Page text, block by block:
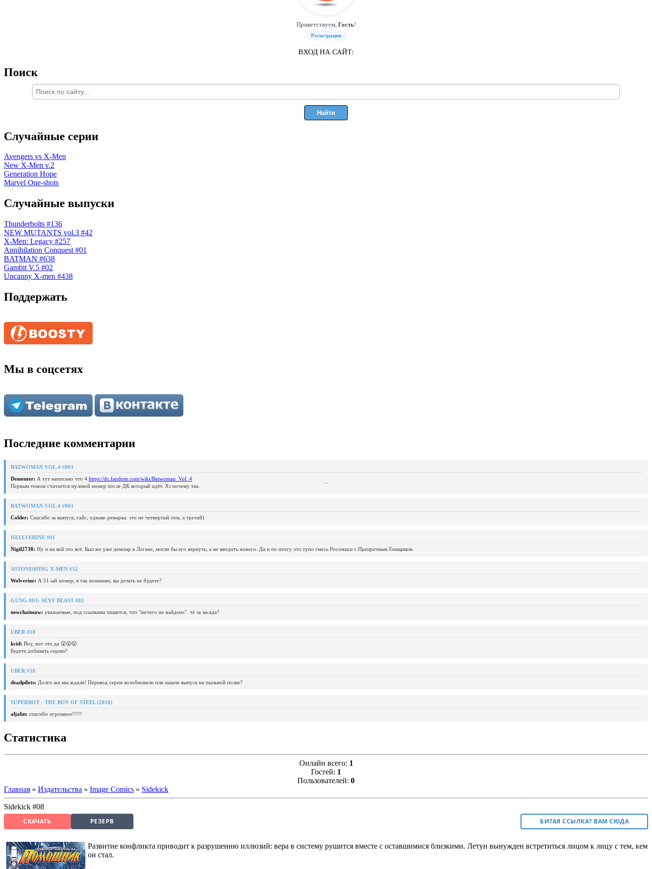
Приветствуем, Гость!
Регистрация
ВХОД НА САЙТ:
Поиск
Случайные серии
Avengers vs X-Men
New X-Men v.2
Generation Hope
Marvel One-shots
Случайные выпуски
Thunderbolts #136
NEW MUTANTS vol.3 #42
X-Men: Legacy #257
Annihilation Conquest #01
BATMAN #638
Gambit V.5 #02
Uncanny X-men #438
Поддержать
Мы в соцсетях
Последние комментарии
BATWOMAN VOL.4 #001
Dementer: А тут написано что 4 https://dc.fandom.com/wiki/Batwoman_Vol_4
Первым томом считается нулевой номер после ДК который идёт. Хз почему так.
BATWOMAN VOL.4 #001
Colder: Спасибо за выпуск, гайс, однако ремарка: это не четвертый том, а третий)
HELLVERINE #01
Nigil2738: Ну и на кой это всё. Был же уже демонр в Логане, могли бы его вернуть, а не вводить нового. Да и по итогу это тупо смесь Росомахи с Призрачным Гонщиком.
ASTONISHING X-MEN #52
Wolverine: А 51-ый номер, я так понимаю, вы делать не будете?
GUNG-HO: SEXY BEAST #02
newchainsaw: уважаемые, под ссылками пишется, что "ничего не найдено". чё за засада?
UBER #18
kcid: Воу, вот это да 😮😮😮.
Будете добивать серию?
UBER #18
deadpilots: Долго же мы ждали! Перевод серии возобновили или нашли выпуск на пыльной полке?
SUPERBOY - THE BOY OF STEEL (2010)
aljahn: спасибо огромное!!!!!
Статистика
Онлайн всего: 1
Гостей: 1
Пользователей: 0
Главная » Издательства » Image Comics » Sidekick
Sidekick #08
СКАЧАТЬ
РЕЗЕРВ БИТАЯ ССЫЛКА? ВАМ СЮДА
Развитие конфликта приводит к разрушению иллюзий: вера в систему рушится вместе с оставшимися близкими. Летун вынужден встретиться лицом к лицу с тем, кем
он стал.